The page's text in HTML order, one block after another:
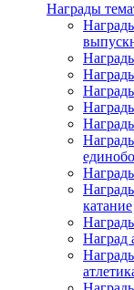
Награды
катание
Наград